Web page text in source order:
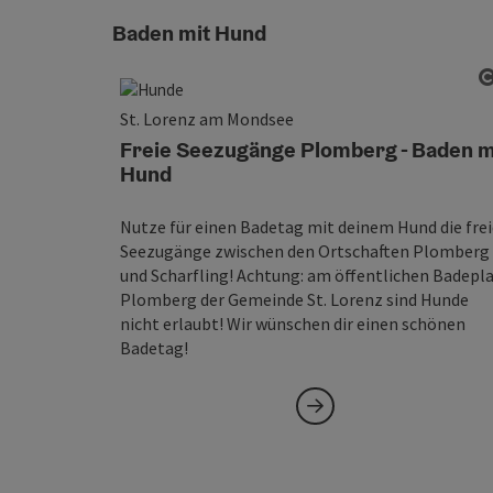
Baden mit Hund
St. Lorenz am Mondsee
Freie Seezugänge Plomberg - Baden
Hund
Nutze für einen Badetag mit deinem Hund die
Seezugänge zwischen den Ortschaften Plomberg
und Scharfling! Achtung: am öffentlichen
Plomberg der Gemeinde St. Lorenz sind Hunde
nicht erlaubt! Wir wünschen dir einen schönen
Badetag!